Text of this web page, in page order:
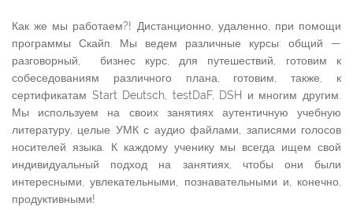
Как же мы работаем?! Дистанционно, удаленно, при помощи
программы Скайп. Мы ведем различные курсы: общий —
разговорный, бизнес курс, для путешествий, готовим к
собеседованиям различного плана, готовим, также, к
сертификатам Start Deutsch, testDaF, DSH и многим другим.
Мы используем на своих занятиях аутентичную учебную
литературу, целые УМК с аудио файлами, записями голосов
носителей языка. К каждому ученику мы всегда ищем свой
индивидуальный подход на занятиях, чтобы они были
интересными, увлекательными, познавательными и, конечно,
продуктивными!